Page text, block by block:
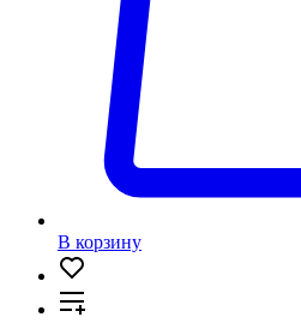
В корзину